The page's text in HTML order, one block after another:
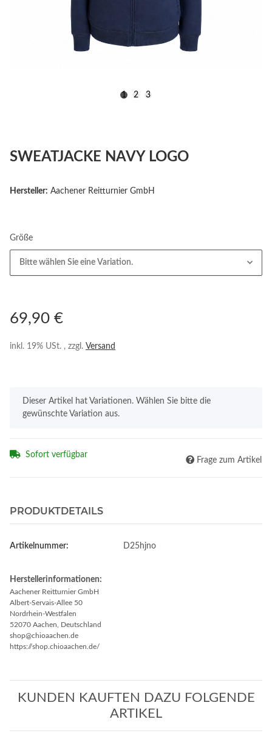
1 2 3
SWEATJACKE NAVY LOGO
Hersteller: Aachener Reitturnier GmbH
Größe
Bitte wählen Sie eine Variation.
69,90 €
inkl. 19% USt. , zzgl. Versand
Dieser Artikel hat Variationen. Wählen Sie bitte die
gewünschte Variation aus.
Sofort verfügbar
Frage zum Artikel
PRODUKTDETAILS
Artikelnummer: D25hjno
Herstellerinformationen:
Aachener Reitturnier GmbH
Albert-Servais-Allee 50
Nordrhein-Westfalen
52070 Aachen, Deutschland
shop@chioaachen.de
https://shop.chioaachen.de/
KUNDEN KAUFTEN DAZU FOLGENDE
ARTIKEL